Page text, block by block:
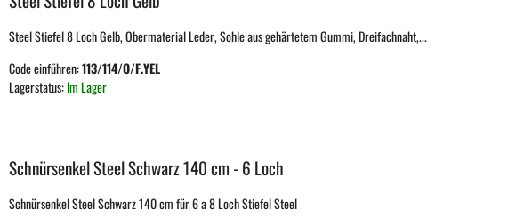
Steel Stiefel 8 Loch Gelb, Obermaterial Leder, Sohle aus gehärtetem Gummi, Dreifachnaht,...
Code einführen:113/114/O/F.YEL
Lagerstatus:Im Lager
Schnürsenkel Steel Schwarz 140 cm - 6 Loch
Schnürsenkel Steel Schwarz 140 cm für 6 a 8 Loch Stiefel Steel